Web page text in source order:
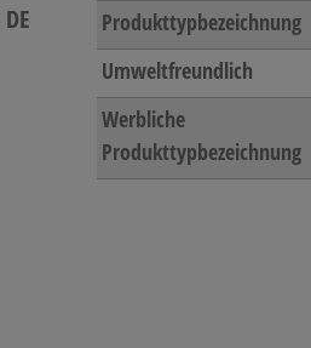
Produkttypbezeichnung
Umweltfreundlich
Werbliche
Produkttypbezeichnung